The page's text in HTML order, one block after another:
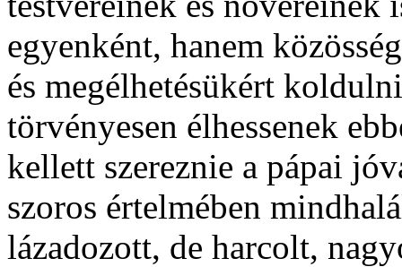
egyenként, hanem
és megélhetésükért
törvényesen élhessenek
kellett szereznie a pápai
szoros értelmében
lázadozott, de harcolt,